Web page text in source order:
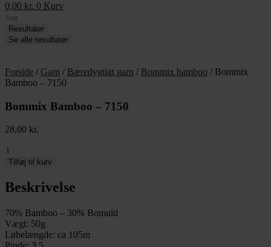
0,00 kr. 0 Kurv
Search
...Resultater
Se alle resultater
Forside / Garn / Bæredygtigt garn / Bommix bamboo / Bommix
Bamboo – 7150
Bommix Bamboo – 7150
28,00 kr.
Bommix
Bamboo
7150
antal
Tilføj til kurv
Beskrivelse
70% Bamboo – 30% Bomuld
Vægt: 50g
Løbelængde: ca 105m